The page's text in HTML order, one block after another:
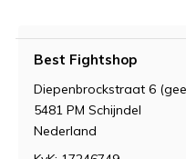
Best Fightshop
Diepenbrockstraat 6
5481 PM Schijndel
Nederland